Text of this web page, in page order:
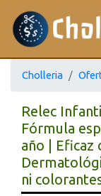
Cholleria
Relec
Fórmula
año | Eficaz
ni